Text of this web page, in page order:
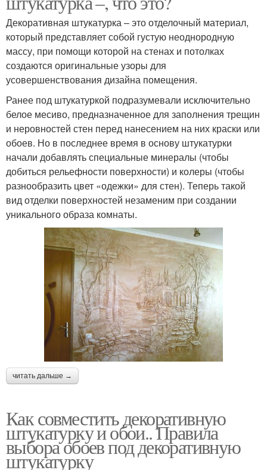
Декоративная штукатурка – это отделочный материал,
который представляет собой густую неоднородную
массу, при помощи которой на стенах и потолках
создаются оригинальные узоры для
усовершенствования дизайна помещения.
Ранее под штукатуркой подразумевали исключительно
белое месиво, предназначенное для заполнения трещин
и неровностей стен перед нанесением на них краски или
обоев. Но в последнее время в основу штукатурки
начали добавлять специальные минералы (чтобы
добиться рельефности поверхности) и колеры (чтобы
разнообразить цвет «одежки» для стен). Теперь такой
вид отделки поверхностей незаменим при создании
уникального образа комнаты.
читать дальше →
Как совместить декоративную
штукатурку и обои.. Правила
выбора обоев под декоративную
штукатурку